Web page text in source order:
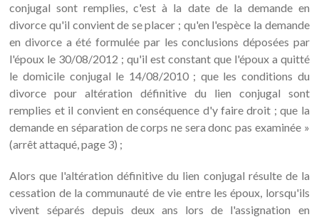
conjugal sont remplies, c'est à la date de la demande en
divorce qu'il convient de se placer ; qu'en l'espèce la demande
en divorce a été formulée par les conclusions déposées par
l'époux le 30/08/2012 ; qu'il est constant que l'époux a quitté
le domicile conjugal le 14/08/2010 ; que les conditions du
divorce pour altération définitive du lien conjugal sont
remplies et il convient en conséquence d'y faire droit ; que la
demande en séparation de corps ne sera donc pas examinée »
(arrêt attaqué, page 3) ;
Alors que l'altération définitive du lien conjugal résulte de la
cessation de la communauté de vie entre les époux, lorsqu'ils
vivent séparés depuis deux ans lors de l'assignation en